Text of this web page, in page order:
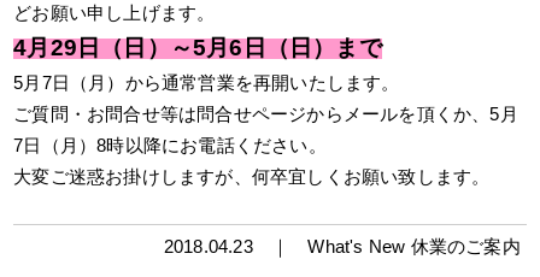
どお願い申し上げます。
4月29日（日）～5月6日（日）まで
5月7日（月）から通常営業を再開いたします。
ご質問・お問合せ等は問合せページからメールを頂くか、5月
7日（月）8時以降にお電話ください。
大変ご迷惑お掛けしますが、何卒宜しくお願い致します。
2018.04.23 ｜What's New 休業のご案内